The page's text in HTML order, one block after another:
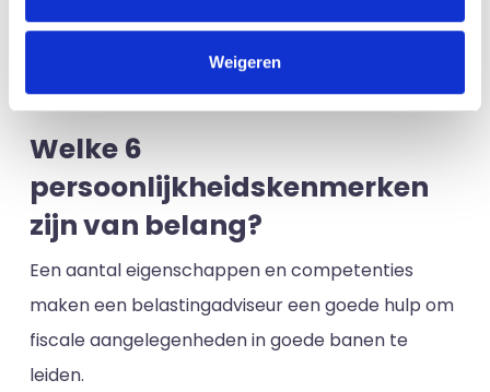
Weigeren
belastingaangifte, fiscale aftrekposten, toeslagen
en wettelijke rechten, waar een accountant
wellicht minder verstand van heeft.
Welke 6
persoonlijkheidskenmerken
zijn van belang?
Een aantal eigenschappen en competenties
maken een belastingadviseur een goede hulp om
fiscale aangelegenheden in goede banen te
leiden.